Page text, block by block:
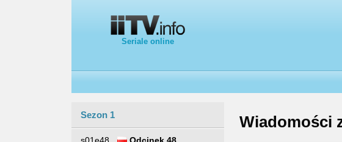
Seriale online
Sezon 1 Wiadomości